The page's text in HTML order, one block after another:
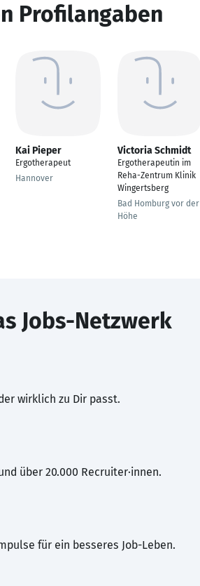
Profilangaben
Kai Pieper
Ergotherapeut
Hannover
Victoria Schmidt
Ergotherapeutin im
Reha-Zentrum Klinik
Wingertsberg
Bad Homburg vor der
Höhe
Jobs-Netzwerk
wirklich zu Dir passt.
über 20.000 Recruiter·innen.
für ein besseres Job-Leben.